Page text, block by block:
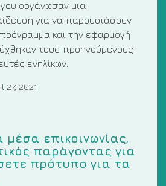
οργάνωσαν μια
για να παρουσιάσουν
και την εφαρμογή
τους προηγούμενους
ενηλίκων.
27, 2021
μέσα επικοινωνίας,
παράγοντας για
πρότυπο για τα